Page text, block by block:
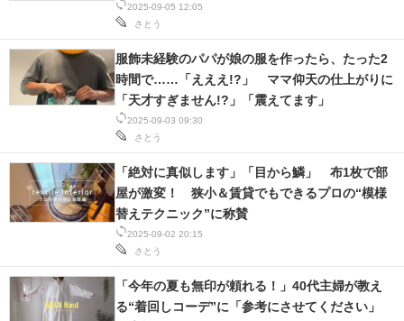
2025-09-05 12:05
さとう
2025-09-03 09:30
さとう
服飾未経験のパパが娘の服を作ったら、たった2
時間で……「えええ!?」 ママ仰天の仕上がりに
「天才すぎません!?」「震えてます」
2025-09-02 20:15
さとう
「絶対に真似します」「目から鱗」 布1枚で部
屋が激変！ 狭小＆賃貸でもできるプロの“模様
替えテクニック”に称賛
「今年の夏も無印が頼れる！」40代主婦が教え
る“着回しコーデ”に「参考にさせてください」